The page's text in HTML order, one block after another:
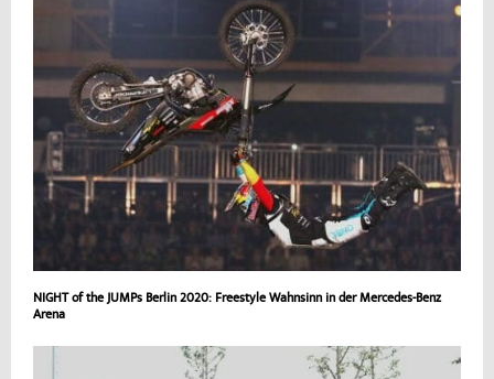
NIGHT of the JUMPs Berlin 2020: Freestyle Wahnsinn in der Mercedes-Benz
Arena